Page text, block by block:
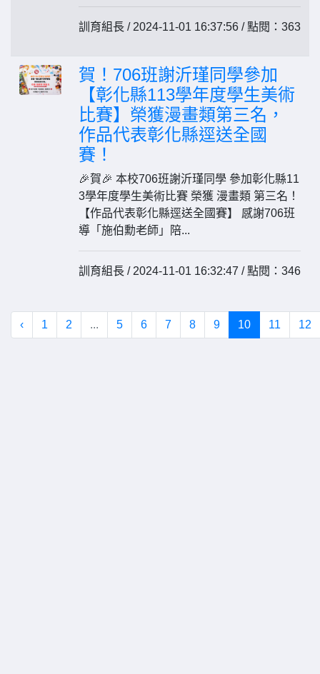
訓育組長 / 2024-11-01 16:37:56 / 點閱：363
賀！706班謝沂瑾同學參加
【彰化縣113學年度學生美術
比賽】榮獲漫畫類第三名，
作品代表彰化縣逕送全國
賽！
🎉賀🎉 本校706班謝沂瑾同學 參加彰化縣11
3學年度學生美術比賽 榮獲 漫畫類 第三名！
【作品代表彰化縣逕送全國賽】 感謝706班
導「施伯勳老師」陪...
訓育組長 / 2024-11-01 16:32:47 / 點閱：346
‹ 1 2 ... 5 6 7 8 9 10 11 12